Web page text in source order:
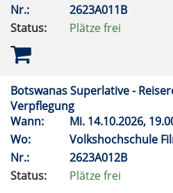
Nr.:
2623A011B
Status:
Plätze frei
Botswanas Superlative -
Verpflegung
Wann:
Mi. 14.10.2026,
Wo:
Volkshochschule
Nr.:
2623A012B
Status:
Plätze frei